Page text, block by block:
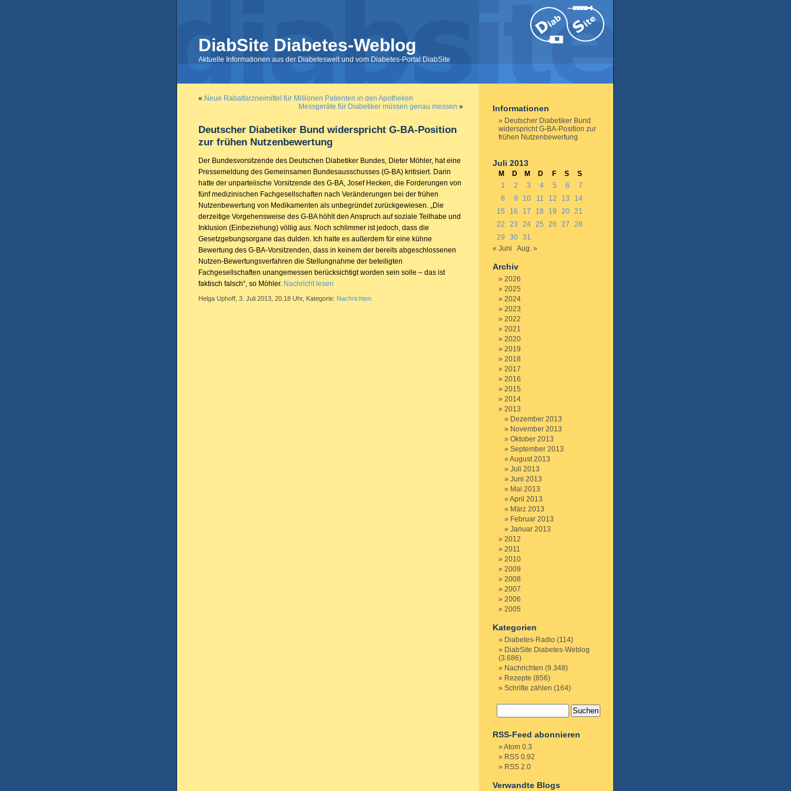
DiabSite Diabetes-Weblog
Aktuelle Informationen aus der Diabeteswelt und vom Diabetes-Portal DiabSite
« Neue Rabattarzneimittel für Millionen Patienten in den Apotheken
Messgeräte für Diabetiker müssen genau messen »
Deutscher Diabetiker Bund widerspricht G-BA-Position
zur frühen Nutzenbewertung
Der Bundesvorsitzende des Deutschen Diabetiker Bundes, Dieter Möhler, hat eine
Pressemeldung des Gemeinsamen Bundesausschusses (G-BA) kritisiert. Darin
hatte der unparteiische Vorsitzende des G-BA, Josef Hecken, die Forderungen von
fünf medizinischen Fachgesellschaften nach Veränderungen bei der frühen
Nutzenbewertung von Medikamenten als unbegründet zurückgewiesen. „Die
derzeitige Vorgehensweise des G-BA höhlt den Anspruch auf soziale Teilhabe und
Inklusion (Einbeziehung) völlig aus. Noch schlimmer ist jedoch, dass die
Gesetzgebungsorgane das dulden. Ich halte es außerdem für eine kühne
Bewertung des G-BA-Vorsitzenden, dass in keinem der bereits abgeschlossenen
Nutzen-Bewertungsverfahren die Stellungnahme der beteiligten
Fachgesellschaften unangemessen berücksichtigt worden sein solle – das ist
faktisch falsch“, so Möhler. Nachricht lesen
Helga Uphoff, 3. Juli 2013, 20.18 Uhr, Kategorie: Nachrichten
Informationen
Deutscher Diabetiker Bund
widerspricht G-BA-Position zur
frühen Nutzenbewertung
Juli 2013
M D M D F S
S
1
2 3 4 5 6
7
8
9 10 11 12 13
14
15
16 17 18 19 20 21
22
23 24 25 26 27
28
29
30 31
« Juni
Aug. »
Archiv
2026
2025
2024
2023
2022
2021
2020
2019
2018
2017
2016
2015
2014
2013
Dezember 2013
November 2013
Oktober 2013
September 2013
August 2013
Juli 2013
Juni 2013
Mai 2013
April 2013
März 2013
Februar 2013
Januar 2013
2012
2011
2010
2009
2008
2007
2006
2005
Kategorien
Diabetes-Radio (114)
DiabSite Diabetes-Weblog
(3.686)
Nachrichten (9.348)
Rezepte (856)
Schritte zählen (164)
RSS-Feed abonnieren
Atom 0.3
RSS 0.92
RSS 2.0
Verwandte Blogs